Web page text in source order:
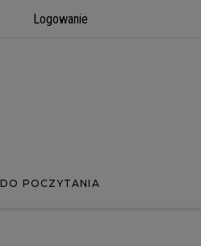
Logowanie
DO POCZYTANIA